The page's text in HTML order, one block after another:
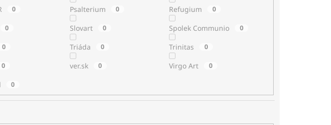
0 Psalterium 0 Refugium 0
0 Slovart 0 Spolek Communio 0
0 Triáda 0 Trinitas 0
0 ver.sk 0 Virgo Art 0
0